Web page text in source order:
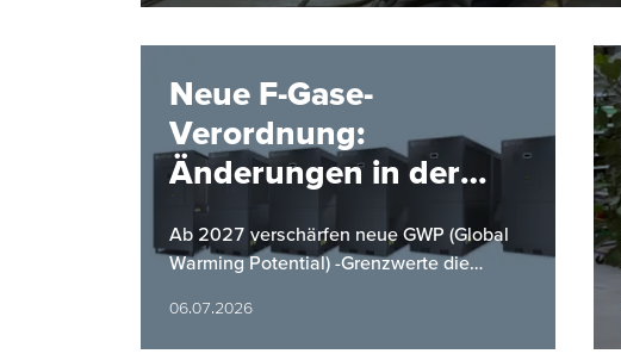
Neue F-Gase-
Verordnung:
Änderungen in der
Kältemittelverordnung
ab 2027
Ab 2027 verschärfen neue GWP (Global
Warming Potential) -Grenzwerte die
HYFRA bietet mit einer neuen Baureihe
eine…
06.07.2026